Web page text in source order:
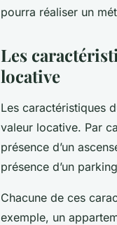
pourra réaliser un
Les
locative
Les caractéristiques
valeur locative. Par
présence d’un
présence d’un
Chacune de ces
exemple, un